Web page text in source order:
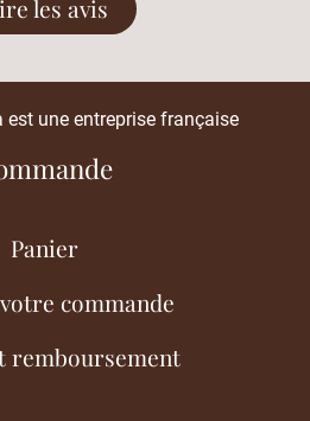
les avis
est une entreprise française
Panier
commande
remboursement